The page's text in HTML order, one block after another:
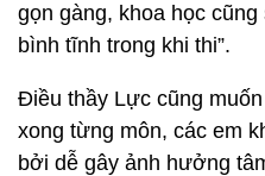
gọn gàng, khoa học
bình tĩnh trong khi thi”.
Điều thầy Lực cũng
xong từng môn, các em
bởi dễ gây ảnh hưởng